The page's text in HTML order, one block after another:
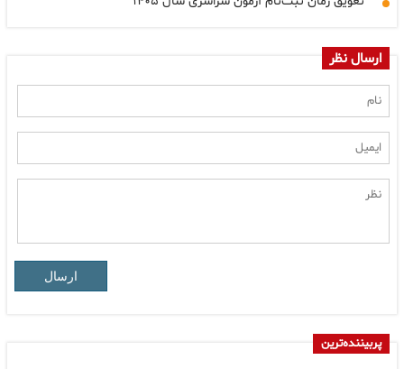
ارسال نظر
ارسال
پربیننده‌ترین